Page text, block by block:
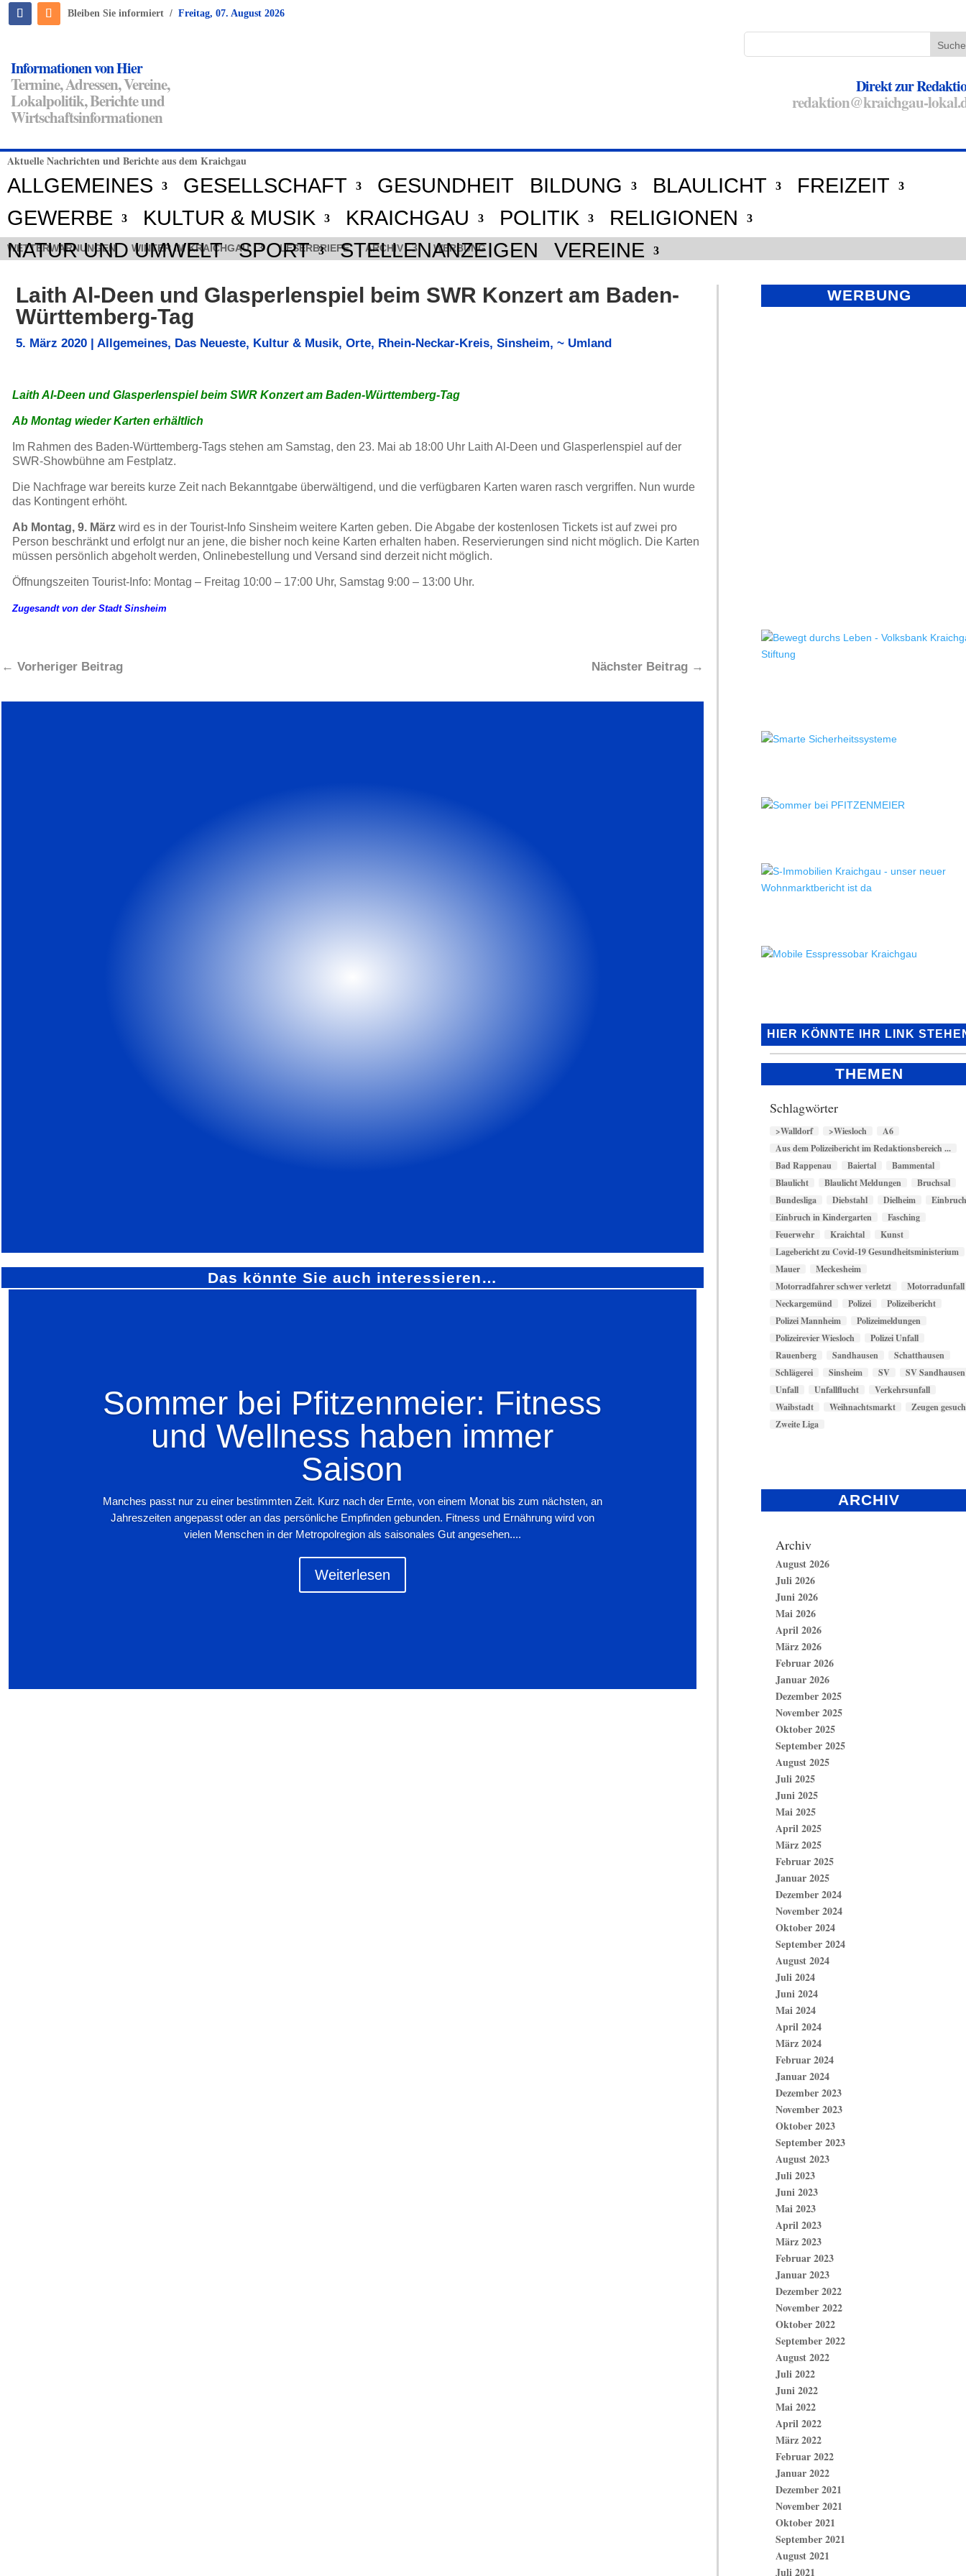
Bleiben Sie informiert / Freitag, 07. August 2026
Informationen von Hier
Termine, Adressen, Vereine,
Lokalpolitik, Berichte und
Wirtschaftsinformationen
Direkt zur
redaktion@kraichgau-
Aktuelle Nachrichten und Berichte aus dem Kraichgau
ALLGEMEINES GESELLSCHAFT GESUNDHEIT BILDUNG BLAULICHT
FREIZEIT
GEWERBE
KULTUR & MUSIK KRAICHGAU POLITIK
RELIGIONEN
NATUR UND UMWELT
SPORT STELLENANZEIGEN VEREINE
WETTERWARNUNGEN WINTER IM KRAICHGAU LESERBRIEFE ARCHIV WERBUNG
Laith Al-Deen und Glasperlenspiel beim SWR Konzert am Baden-
Württemberg-Tag
5. März 2020 | Allgemeines, Das Neueste, Kultur & Musik, Orte, Rhein-Neckar-Kreis, Sinsheim, ~ Umland
Laith Al-Deen und Glasperlenspiel beim SWR Konzert am Baden-Württemberg-Tag
Ab Montag wieder Karten erhältlich
Im Rahmen des Baden-Württemberg-Tags stehen am Samstag, den 23. Mai ab 18:00 Uhr Laith Al-Deen und Glasperlenspiel auf der
SWR-Showbühne am Festplatz.
Die Nachfrage war bereits kurze Zeit nach Bekanntgabe überwältigend, und die verfügbaren Karten waren rasch vergriffen. Nun wurde
das Kontingent erhöht.
Ab Montag, 9. März wird es in der Tourist-Info Sinsheim weitere Karten geben. Die Abgabe der kostenlosen Tickets ist auf zwei pro
Person beschränkt und erfolgt nur an jene, die bisher noch keine Karten erhalten haben. Reservierungen sind nicht möglich. Die Karten
müssen persönlich abgeholt werden, Onlinebestellung und Versand sind derzeit nicht möglich.
Öffnungszeiten Tourist-Info: Montag – Freitag 10:00 – 17:00 Uhr, Samstag 9:00 – 13:00 Uhr.
Zugesandt von der Stadt Sinsheim
← Vorheriger Beitrag Nächster Beitrag→
Das könnte Sie auch interessieren…
Sommer bei Pfitzenmeier: Fitness
und Wellness haben immer
Saison
Manches passt nur zu einer bestimmten Zeit. Kurz nach der Ernte, von einem Monat bis zum nächsten, an
Jahreszeiten angepasst oder an das persönliche Empfinden gebunden. Fitness und Ernährung wird von
vielen Menschen in der Metropolregion als saisonales Gut angesehen....
Weiterlesen
WERBUNG
HIER KÖNNTE IHR LINK
THEMEN
Schlagwörter
>Walldorf >Wiesloch
A6
Aus dem Polizeibericht im Redaktionsbereich ...
Bad Rappenau
Baiertal
Bammental
Blaulicht
Blaulicht Meldungen
Bruchsal
Bundesliga
Diebstahl Dielheim
Einbruch in Kindergarten
Fasching
Feuerwehr
Kraichtal
Kunst
Lagebericht zu Covid-19 Gesundheitsministerium
Mauer
Meckesheim
Motorradfahrer schwer verletzt
Motorradunfall
Neckargemünd
Polizei
Polizeibericht
Polizei Mannheim
Polizeimeldungen
Polizeirevier Wiesloch
Polizei Unfall
Rauenberg
Sandhausen
Schatthausen
Schlägerei
Sinsheim SV
SV Sandhausen
Unfall
Unfallflucht
Verkehrsunfall
Waibstadt
Weihnachtsmarkt
Zeugen
Zweite Liga
ARCHIV
Archiv
August 2026
Juli 2026
Juni 2026
Mai 2026
April 2026
März 2026
Februar 2026
Januar 2026
Dezember 2025
November 2025
Oktober 2025
September 2025
August 2025
Juli 2025
Juni 2025
Mai 2025
April 2025
März 2025
Februar 2025
Januar 2025
Dezember 2024
November 2024
Oktober 2024
September 2024
August 2024
Juli 2024
Juni 2024
Mai 2024
April 2024
März 2024
Februar 2024
Januar 2024
Dezember 2023
November 2023
Oktober 2023
September 2023
August 2023
Juli 2023
Juni 2023
Mai 2023
April 2023
März 2023
Februar 2023
Januar 2023
Dezember 2022
November 2022
Oktober 2022
September 2022
August 2022
Juli 2022
Juni 2022
Mai 2022
April 2022
März 2022
Februar 2022
Januar 2022
Dezember 2021
November 2021
Oktober 2021
September 2021
August 2021
Juli 2021